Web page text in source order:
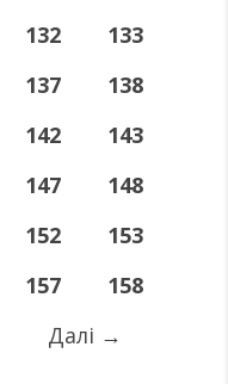
132
133
137
138
142
143
147
148
152
153
157
158
Далі →